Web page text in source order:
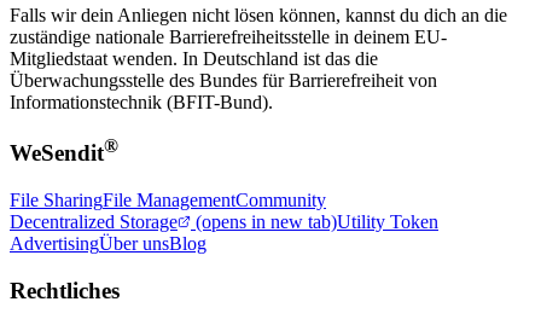
Falls wir dein Anliegen nicht lösen können, kannst du dich an die
zuständige nationale Barrierefreiheitsstelle in deinem EU-
Mitgliedstaat wenden. In Deutschland ist das die
Überwachungsstelle des Bundes für Barrierefreiheit von
Informationstechnik (BFIT-Bund).
WeSendit®
File SharingFile ManagementCommunity
Decentralized Storage
(opens in new tab)Utility Token
AdvertisingÜber unsBlog
Rechtliches